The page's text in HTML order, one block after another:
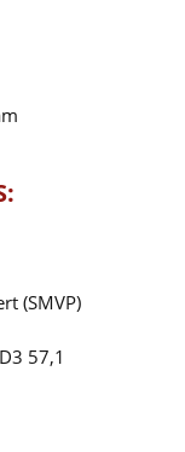
(SMVP)
57,1